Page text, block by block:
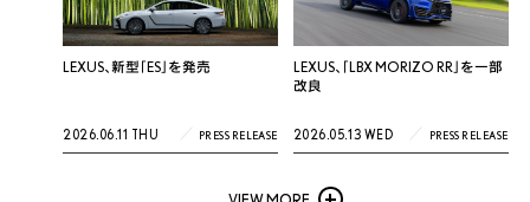
LEXUS、新型「ES」を発売
2026.06.11 THU PRESS RELEASE
LEXUS、「LBX MORIZO RR」を一部
改良
2026.05.13 WED PRESS RELEASE